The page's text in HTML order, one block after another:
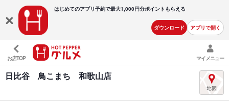
はじめてのアプリ予約で最大1,000円分ポイントもらえる
ダウンロード アプリで開く
お店TOP マイメニュー
日比谷 鳥こまち 和歌山店